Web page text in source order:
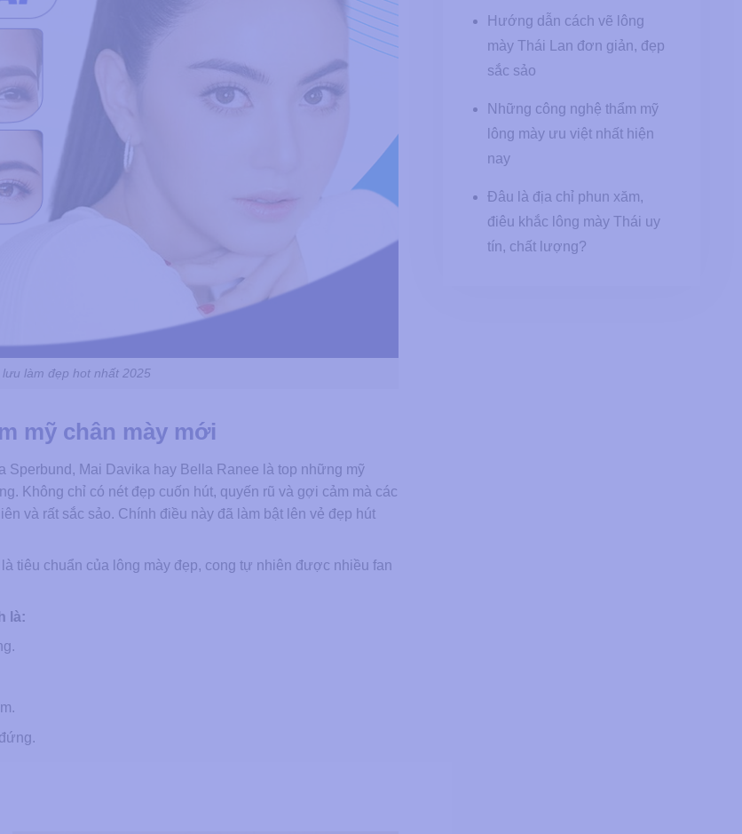
làm đẹp hot nhất 2025
mỹ chân mày mới
Sperbund, Mai Davika hay Bella Ranee là top những mỹ
Không chỉ có nét đẹp cuốn hút, quyến rũ và gợi cảm mà các
và rất sắc sảo. Chính điều này đã làm bật lên vẻ đẹp hút
tiêu chuẩn của lông mày đẹp, cong tự nhiên được nhiều fan
là:
Hướng dẫn cách vẽ lông
mày Thái Lan đơn giản, đẹp
sắc sảo
Những công nghệ thẩm mỹ
lông mày ưu việt nhất hiện
nay
Đâu là địa chỉ phun xăm,
điêu khắc lông mày Thái uy
tín, chất lượng?